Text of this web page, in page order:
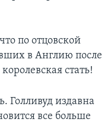
по отцовской
в Англию после
стать!
Голливуд издавна
все больше